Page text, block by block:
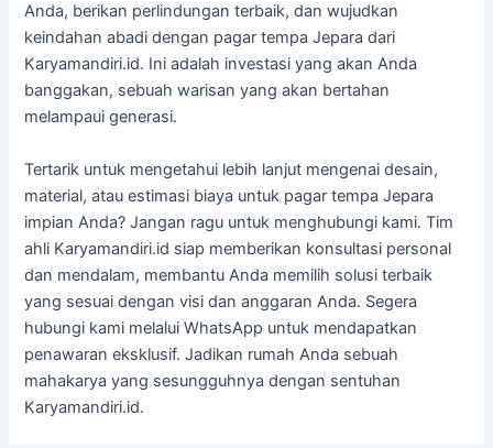
Anda, berikan perlindungan terbaik, dan wujudkan
keindahan abadi dengan pagar tempa Jepara dari
Karyamandiri.id. Ini adalah investasi yang akan Anda
banggakan, sebuah warisan yang akan bertahan
melampaui generasi.
Tertarik untuk mengetahui lebih lanjut mengenai desain,
material, atau estimasi biaya untuk pagar tempa Jepara
impian Anda? Jangan ragu untuk menghubungi kami. Tim
ahli Karyamandiri.id siap memberikan konsultasi personal
dan mendalam, membantu Anda memilih solusi terbaik
yang sesuai dengan visi dan anggaran Anda. Segera
hubungi kami melalui WhatsApp untuk mendapatkan
penawaran eksklusif. Jadikan rumah Anda sebuah
mahakarya yang sesungguhnya dengan sentuhan
Karyamandiri.id.